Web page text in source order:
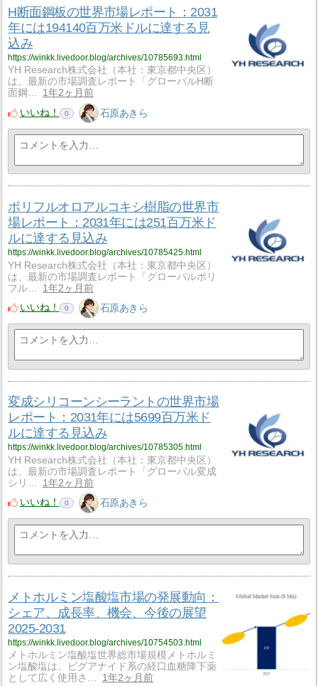
H断面鋼板の世界市場レポート：2031
年には194140百万米ドルに達する見
込み
https://winkk.livedoor.blog/archives/10785693.html
YH Research株式会社（本社：東京都中央区）
は、最新の市場調査レポート「グローバルH断
面鋼…
1年2ヶ月前
いいね！
0 石原あきら
ポリフルオロアルコキシ樹脂の世界市
場レポート：2031年には251百万米ド
ルに達する見込み
https://winkk.livedoor.blog/archives/10785425.html
YH Research株式会社（本社：東京都中央区）
は、最新の市場調査レポート「グローバルポリ
フル…
1年2ヶ月前
いいね！
0 石原あきら
変成シリコーンシーラントの世界市場
レポート：2031年には5699百万米ド
ルに達する見込み
https://winkk.livedoor.blog/archives/10785305.html
YH Research株式会社（本社：東京都中央区）
は、最新の市場調査レポート「グローバル変成
シリ…
1年2ヶ月前
いいね！
0 石原あきら
メトホルミン塩酸塩市場の発展動向：
シェア、成長率、機会、今後の展望
2025-2031
https://winkk.livedoor.blog/archives/10754503.html
メトホルミン塩酸塩世界総市場規模メトホルミ
ン塩酸塩は、ビグアナイド系の経口血糖降下薬
として広く使用さ…
1年2ヶ月前